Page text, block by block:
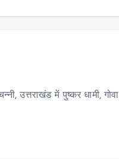
उत्तराखंड में पुष्कर धामी, गोवा